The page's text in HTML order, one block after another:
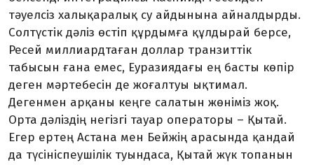
тәуелсіз халықаралық су айдынына айналдырды.
Солтүстік дәліз өстіп құрдымға құлдырай берсе,
Ресей миллиардтаған доллар транзиттік
табысын ғана емес, Еура­зиядағы ең басты көпір
деген мәртебесін де жоғалтуы ықтимал.
Дегенмен арқаны кеңге салатын жөніміз жоқ.
Орта дәліздің негізгі тауар операторы – Қытай.
Егер ертең Астана мен Бейжің арасында қандай
да түсініспеушілік туындаса, Қытай жүк топанын